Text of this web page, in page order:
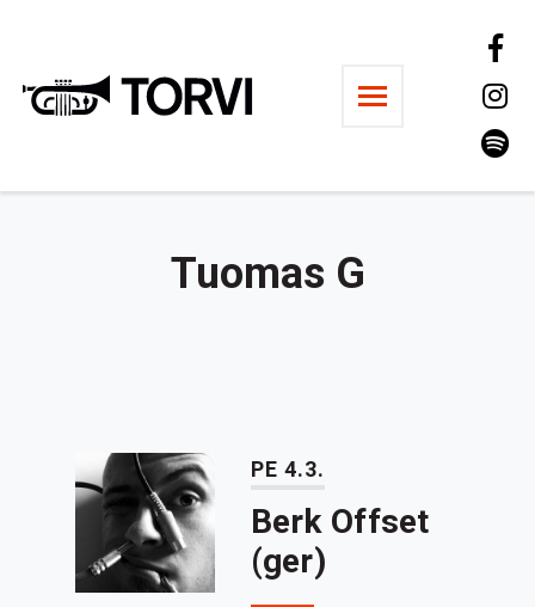
Ravintola Torvi
Tuomas G
PE 4.3.
Berk Offset
(ger)